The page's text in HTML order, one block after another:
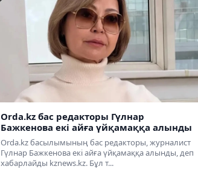
Orda.kz бас редакторы Гүлнар
Бажкенова екі айға үйқамаққа алынды
Orda.kz басылымының бас редакторы, журналист
Гүлнар Бажкенова екі айға үйқамаққа алынды, деп
хабарлайды kznews.kz. Бұл т...